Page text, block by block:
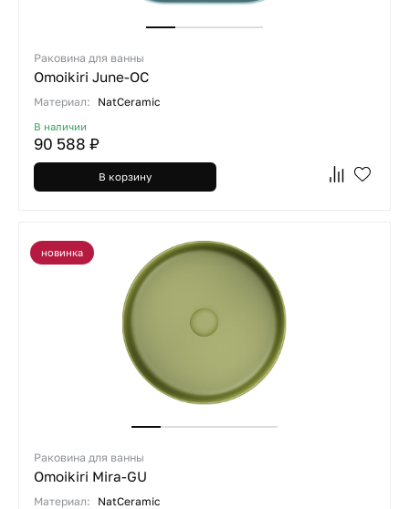
Раковина для ванны
Omoikiri June-OC
Материал: NatCeramic
В наличии
90 588 ₽
В корзину
новинка
Раковина для ванны
Omoikiri Mira-GU
Материал: NatCeramic